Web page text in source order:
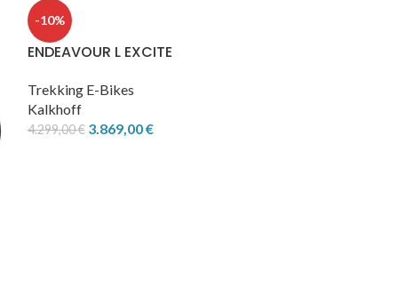
-10%
ENDEAVOUR L EXCITE
Trekking E-Bikes
Kalkhoff
4.299,00€ 3.869,00€